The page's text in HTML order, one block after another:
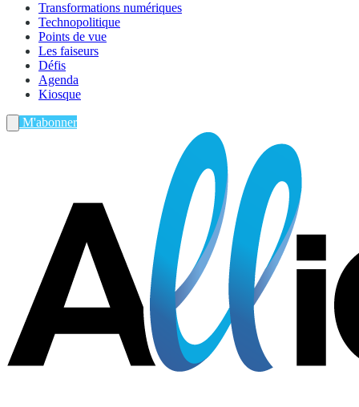
Transformations numériques
Technopolitique
Points de vue
Les faiseurs
Défis
Agenda
Kiosque
M'abonner